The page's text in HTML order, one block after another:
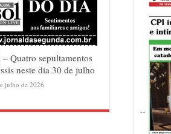
Quatro sepultamentos
neste dia 30 de julho
julho de 2026